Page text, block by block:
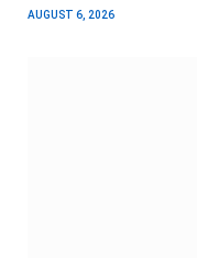
AUGUST 6, 2026